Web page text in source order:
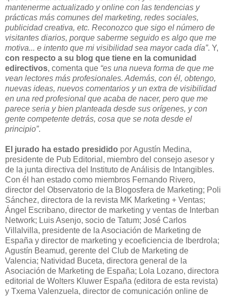
mantenerme actualizado y online con las tendencias y
prácticas más comunes del marketing, redes sociales,
publicidad creativa, etc. Reconozco que sigo el número de
visitantes diarios, porque saberme seguido es algo que me
motiva... e intento que mi visibilidad sea mayor cada día”. Y,
con respecto a su blog que tiene en la comunidad
edirectivos, comenta que “es una nueva forma de que me
vean lectores más profesionales. Además, con él, obtengo,
nuevas ideas, nuevos comentarios y un extra de visibilidad
en una red profesional que acaba de nacer, pero que me
parece seria y bien planteada desde sus orígenes, y con
gente competente detrás, cosa que se nota desde el
principio”.
El jurado ha estado presidido por Agustín Medina,
presidente de Pub Editorial, miembro del consejo asesor y
de la junta directiva del Instituto de Análisis de Intangibles.
Con él han estado como miembros Fernando Rivero,
director del Observatorio de la Blogosfera de Marketing; Poli
Sánchez, directora de la revista MK Marketing + Ventas;
Ángel Escribano, director de marketing y ventas de Interban
Network; Luis Asenjo, socio de Tatum; José Carlos
Villalvilla, presidente de la Asociación de Marketing de
España y director de marketing y ecoeficiencia de Iberdrola;
Agustín Beamud, gerente del Club de Marketing de
Valencia; Natividad Buceta, directora general de la
Asociación de Marketing de España; Lola Lozano, directora
editorial de Wolters Kluwer España (editora de esta revista)
y Txema Valenzuela, director de comunicación online de